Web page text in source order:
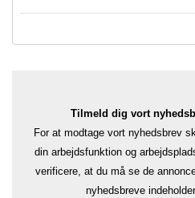
Tilmeld dig vort
For at modtage vort nyhedsbrev
din arbejdsfunktion og
verificere, at du må se de
nyhedsbreve indeholder